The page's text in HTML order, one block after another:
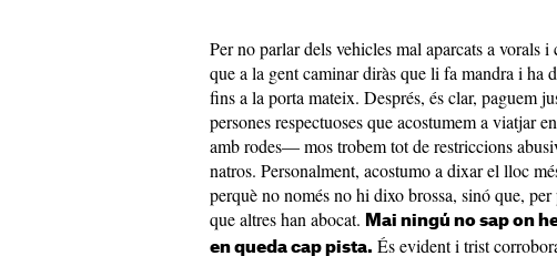
Per no parlar dels vehicles mal aparcats a vorals
que a la gent caminar diràs que li fa mandra i ha
fins a la porta mateix. Després, és clar, paguem
persones respectuoses que acostumem a viatjar
amb rodes— mos trobem tot de restriccions
natros. Personalment, acostumo a dixar el lloc
perquè no només no hi dixo brossa, sinó que,
que altres han abocat. Mai ningú no sap on
en queda cap pista. És evident i trist